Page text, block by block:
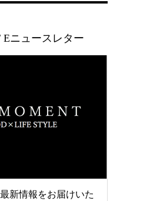
ニュースレター
新情報をお届けいた